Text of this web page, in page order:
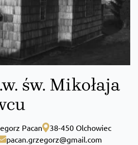
św. Mikołaja
Pacan
38-450 Olchowiec
pacan.grzegorz@gmail.com